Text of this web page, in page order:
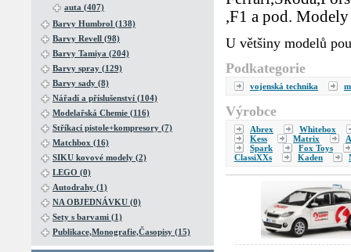
auta (407)
Barvy Humbrol (138)
Barvy Revell (98)
Barvy Tamiya (204)
Barvy spray (129)
Barvy sady (8)
Nářadí a příslušenství (104)
Modelařská Chemie (116)
Stříkací pistole+kompresory (7)
Matchbox (16)
SIKU kovové modely (2)
LEGO (0)
Autodrahy (1)
NA OBJEDNÁVKU (0)
Sety s barvami (1)
Publikace,Monografie,Časopisy (15)
,F1 a pod.
U většiny modelů
Podkategorie
vojenská technika
Výrobce
Abrex
Whitebox
Kess
Matrix
Spark
Fox Toys
ClassiXXs
Kaden